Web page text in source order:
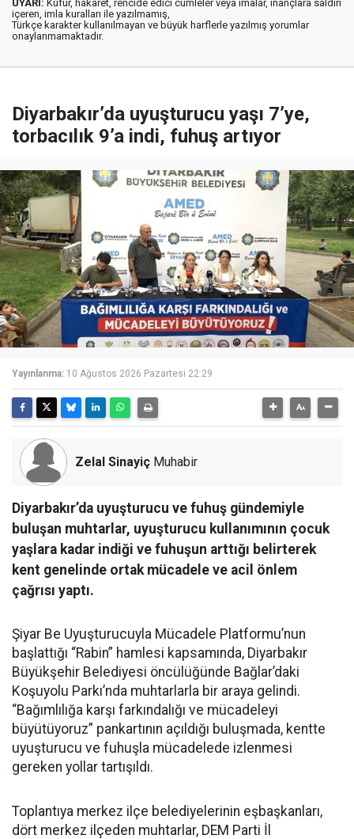
UYARI: Küfür, hakaret, rencide edici cümleler veya imalar, inançlara saldırı
içeren, imla kuralları ile yazılmamış,
Türkçe karakter kullanılmayan ve büyük harflerle yazılmış yorumlar
onaylanmamaktadır.
Diyarbakır’da uyuşturucu yaşı 7’ye,
torbacılık 9’a indi, fuhuş artıyor
Yayınlanma: 10 Ağustos 2026 Pazartesi 22:29
Zelal Sinayiç Muhabir
Diyarbakır’da uyuşturucu ve fuhuş gündemiyle
buluşan muhtarlar, uyuşturucu kullanımının çocuk
yaşlara kadar indiği ve fuhuşun arttığı belirterek
kent genelinde ortak mücadele ve acil önlem
çağrısı yaptı.
Şiyar Be Uyuşturucuyla Mücadele Platformu’nun
başlattığı “Rabin” hamlesi kapsamında, Diyarbakır
Büyükşehir Belediyesi öncülüğünde Bağlar’daki
Koşuyolu Parkı’nda muhtarlarla bir araya gelindi.
“Bağımlılığa karşı farkındalığı ve mücadeleyi
büyütüyoruz” pankartının açıldığı buluşmada, kentte
uyuşturucu ve fuhuşla mücadelede izlenmesi
gereken yollar tartışıldı.
Toplantıya merkez ilçe belediyelerinin eşbaşkanları,
dört merkez ilçeden muhtarlar, DEM Parti İl